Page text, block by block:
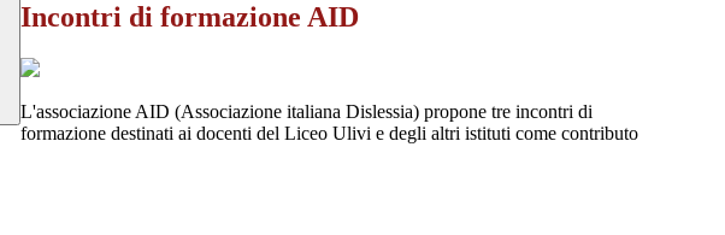
Incontri di formazione AID
L'associazione AID (Associazione italiana Dislessia) propone tre incontri di
formazione destinati ai docenti del Liceo Ulivi e degli altri istituti come contributo